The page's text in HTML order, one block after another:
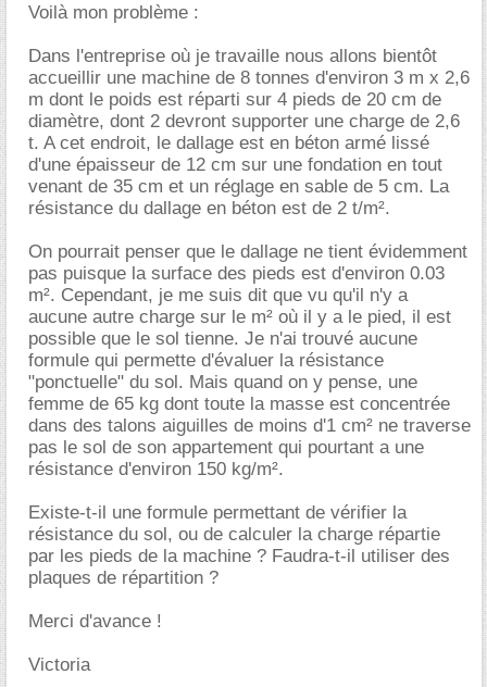
Voilà mon problème :
Dans l'entreprise où je travaille nous allons bientôt
accueillir une machine de 8 tonnes d'environ 3 m x 2,6
m dont le poids est réparti sur 4 pieds de 20 cm de
diamètre, dont 2 devront supporter une charge de 2,6
t. A cet endroit, le dallage est en béton armé lissé
d'une épaisseur de 12 cm sur une fondation en tout
venant de 35 cm et un réglage en sable de 5 cm. La
résistance du dallage en béton est de 2 t/m².
On pourrait penser que le dallage ne tient évidemment
pas puisque la surface des pieds est d'environ 0.03
m². Cependant, je me suis dit que vu qu'il n'y a
aucune autre charge sur le m² où il y a le pied, il est
possible que le sol tienne. Je n'ai trouvé aucune
formule qui permette d'évaluer la résistance
"ponctuelle" du sol. Mais quand on y pense, une
femme de 65 kg dont toute la masse est concentrée
dans des talons aiguilles de moins d'1 cm² ne traverse
pas le sol de son appartement qui pourtant a une
résistance d'environ 150 kg/m².
Existe-t-il une formule permettant de vérifier la
résistance du sol, ou de calculer la charge répartie
par les pieds de la machine ? Faudra-t-il utiliser des
plaques de répartition ?
Merci d'avance !
Victoria